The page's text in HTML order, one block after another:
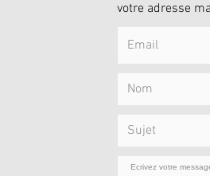
votre adresse